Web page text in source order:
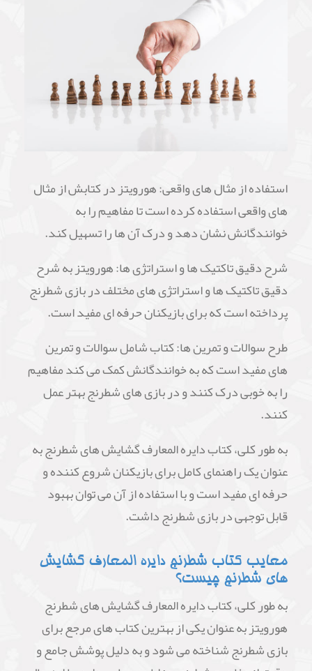
استفاده از مثال های واقعی: هورویتز در کتابش از مثال
های واقعی استفاده کرده است تا مفاهیم را به
خوانندگانش نشان دهد و درک آن ها را تسهیل کند.
شرح دقیق تاکتیک ها و استراتژی ها: هورویتز به شرح
دقیق تاکتیک ها و استراتژی های مختلف در بازی شطرنج
پرداخته است که برای بازیکنان حرفه ای مفید است.
طرح سوالات و تمرین ها: کتاب شامل سوالات و تمرین
های مفید است که به خوانندگانش کمک می کند مفاهیم
را به خوبی درک کنند و در بازی های شطرنج بهتر عمل
کنند.
به طور کلی، کتاب دایره المعارف گشایش های شطرنج به
عنوان یک راهنمای کامل برای بازیکنان شروع کننده و
حرفه ای مفید است و با استفاده از آن می توان بهبود
قابل توجهی در بازی شطرنج داشت.
معایب کتاب شطرنج دایره المعارف گشایش
های شطرنج چیست؟
به طور کلی، کتاب دایره المعارف گشایش های شطرنج
هورویتز به عنوان یکی از بهترین کتاب های مرجع برای
بازی شطرنج شناخته می شود و به دلیل پوشش جامع و